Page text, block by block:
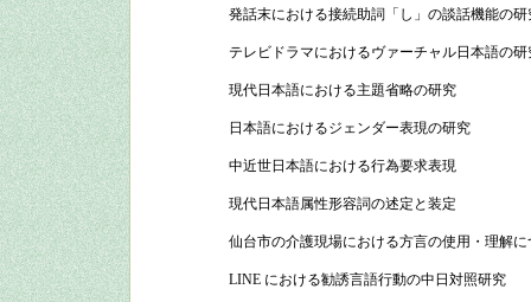
発話末における接続助詞「し」の談話機能の研
テレビドラマにおけるヴァーチャル日本語の
現代日本語における主題省略の研究
日本語におけるジェンダー表現の研究
中近世日本語における行為要求表現
現代日本語属性形容詞の述定と装定
仙台市の介護現場における方言の使用・理解
LINE における勧誘言語行動の中日対照研究